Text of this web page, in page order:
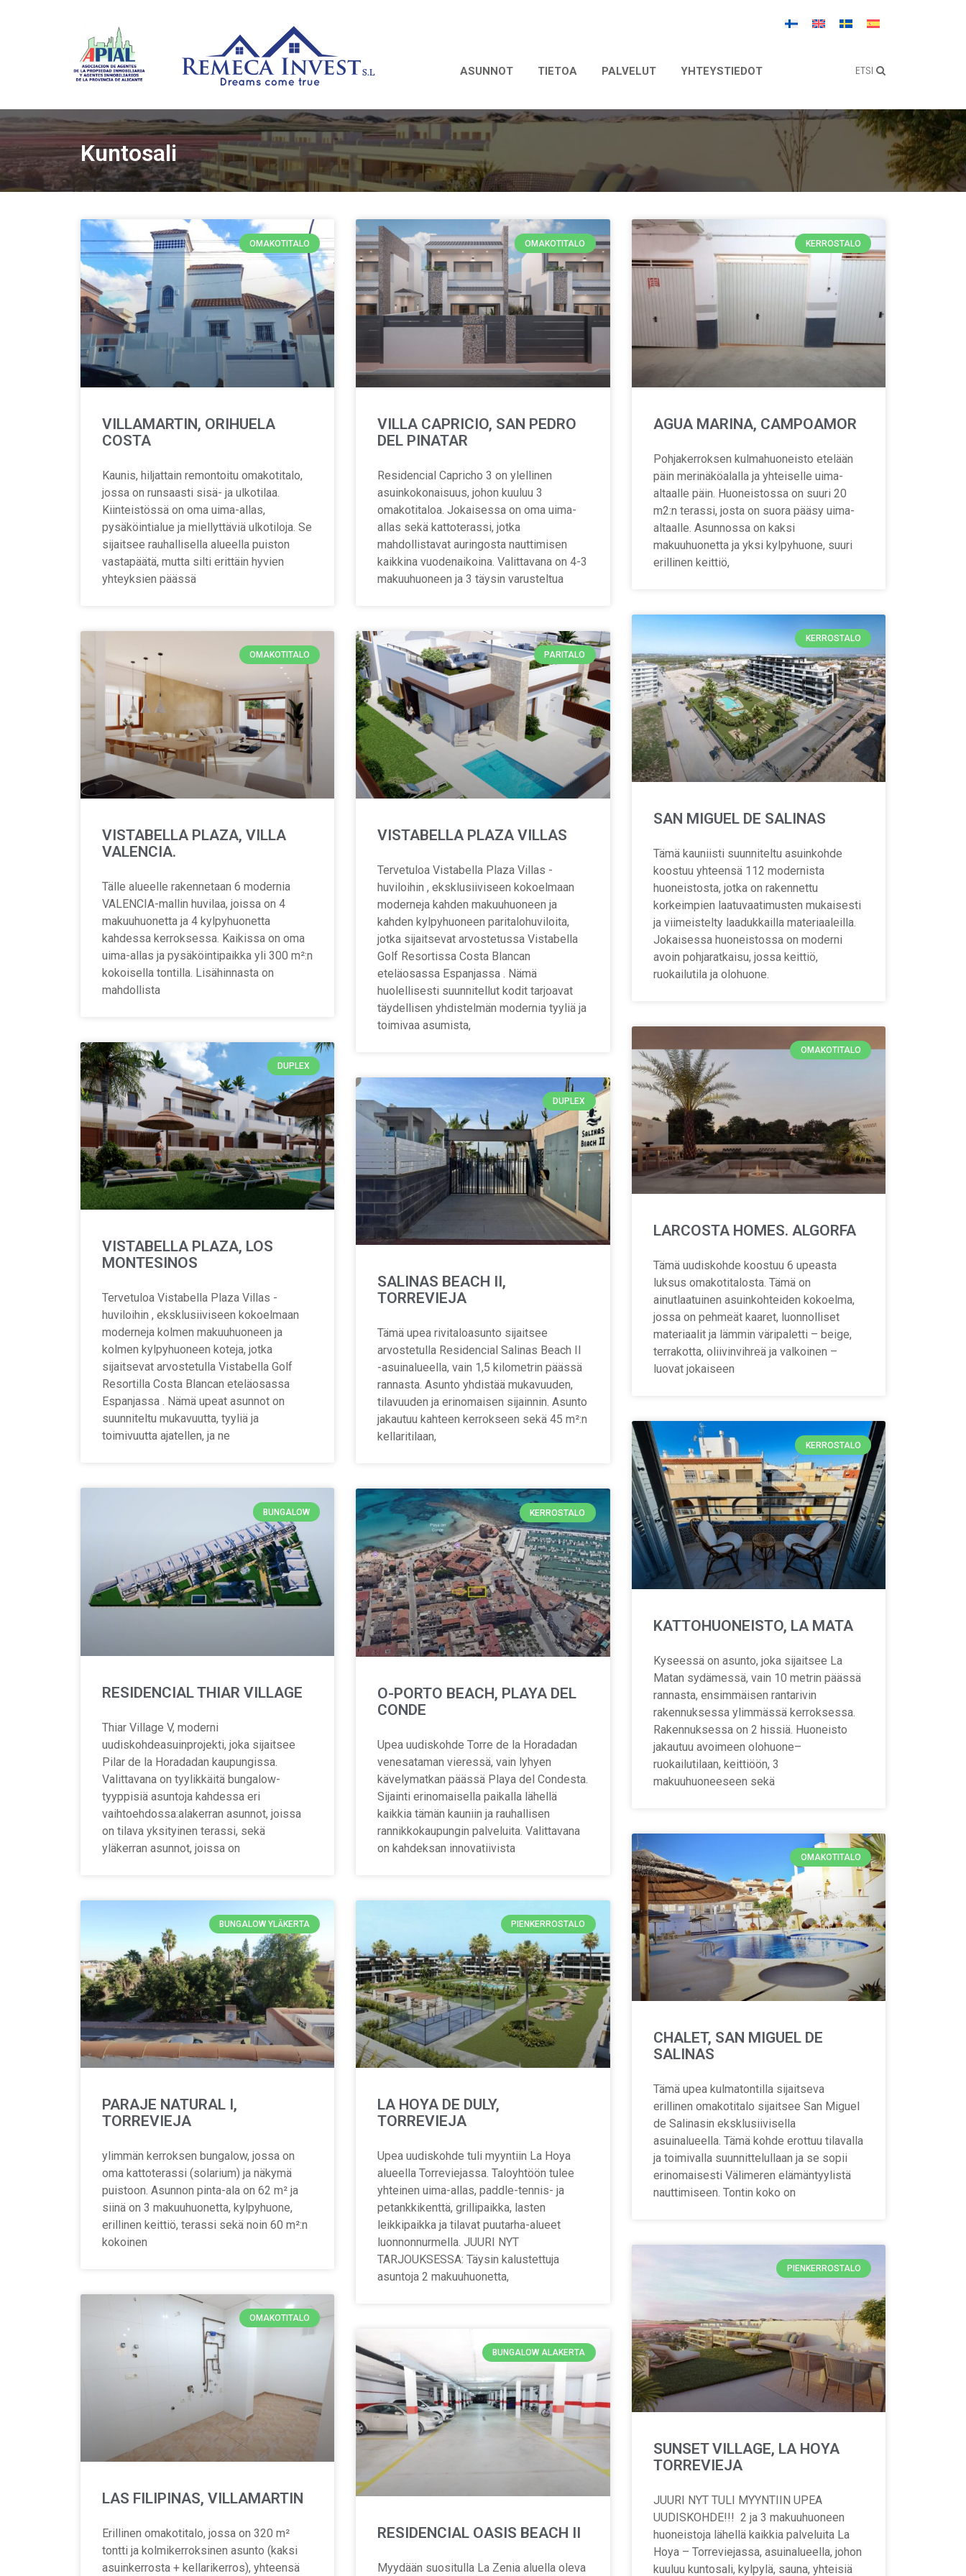
ETSI
ASUNNOT TIETOA PALVELUT YHTEYSTIEDOT
Kuntosali
OMAKOTITALO
VILLAMARTIN, ORIHUELA
COSTA
Kaunis, hiljattain remontoitu omakotitalo,
jossa on runsaasti sisä- ja ulkotilaa.
Kiinteistössä on oma uima-allas,
pysäköintialue ja miellyttäviä ulkotiloja. Se
sijaitsee rauhallisella alueella puiston
vastapäätä, mutta silti erittäin hyvien
yhteyksien päässä
OMAKOTITALO
VILLA CAPRICIO, SAN PEDRO
DEL PINATAR
Residencial Capricho 3 on ylellinen
asuinkokonaisuus, johon kuuluu 3
omakotitaloa. Jokaisessa on oma uima-
allas sekä kattoterassi, jotka
mahdollistavat auringosta nauttimisen
kaikkina vuodenaikoina. Valittavana on 4-3
makuuhuoneen ja 3 täysin varusteltua
KERROSTALO
AGUA MARINA, CAMPOAMOR
Pohjakerroksen kulmahuoneisto etelään
päin merinäköalalla ja yhteiselle uima-
altaalle päin. Huoneistossa on suuri 20
m2:n terassi, josta on suora pääsy uima-
altaalle. Asunnossa on kaksi
makuuhuonetta ja yksi kylpyhuone, suuri
erillinen keittiö,
OMAKOTITALO
VISTABELLA PLAZA, VILLA
VALENCIA.
Tälle alueelle rakennetaan 6 modernia
VALENCIA-mallin huvilaa, joissa on 4
makuuhuonetta ja 4 kylpyhuonetta
kahdessa kerroksessa. Kaikissa on oma
uima-allas ja pysäköintipaikka yli 300 m²:n
kokoisella tontilla. Lisähinnasta on
mahdollista
PARITALO
VISTABELLA PLAZA VILLAS
Tervetuloa Vistabella Plaza Villas -
huviloihin , eksklusiiviseen kokoelmaan
moderneja kahden makuuhuoneen ja
kahden kylpyhuoneen paritalohuviloita,
jotka sijaitsevat arvostetussa Vistabella
Golf Resortissa Costa Blancan
eteläosassa Espanjassa . Nämä
huolellisesti suunnitellut kodit tarjoavat
täydellisen yhdistelmän modernia tyyliä ja
toimivaa asumista,
KERROSTALO
SAN MIGUEL DE SALINAS
Tämä kauniisti suunniteltu asuinkohde
koostuu yhteensä 112 modernista
huoneistosta, jotka on rakennettu
korkeimpien laatuvaatimusten mukaisesti
ja viimeistelty laadukkailla materiaaleilla.
Jokaisessa huoneistossa on moderni
avoin pohjaratkaisu, jossa keittiö,
ruokailutila ja olohuone.
DUPLEX
VISTABELLA PLAZA, LOS
MONTESINOS
Tervetuloa Vistabella Plaza Villas -
huviloihin , eksklusiiviseen kokoelmaan
moderneja kolmen makuuhuoneen ja
kolmen kylpyhuoneen koteja, jotka
sijaitsevat arvostetulla Vistabella Golf
Resortilla Costa Blancan eteläosassa
Espanjassa . Nämä upeat asunnot on
suunniteltu mukavuutta, tyyliä ja
toimivuutta ajatellen, ja ne
DUPLEX
SALINAS BEACH II,
TORREVIEJA
Tämä upea rivitaloasunto sijaitsee
arvostetulla Residencial Salinas Beach II
-asuinalueella, vain 1,5 kilometrin päässä
rannasta. Asunto yhdistää mukavuuden,
tilavuuden ja erinomaisen sijainnin. Asunto
jakautuu kahteen kerrokseen sekä 45 m²:n
kellaritilaan,
OMAKOTITALO
LARCOSTA HOMES. ALGORFA
Tämä uudiskohde koostuu 6 upeasta
luksus omakotitalosta. Tämä on
ainutlaatuinen asuinkohteiden kokoelma,
jossa on pehmeät kaaret, luonnolliset
materiaalit ja lämmin väripaletti – beige,
terrakotta, oliivinvihreä ja valkoinen –
luovat jokaiseen
BUNGALOW
RESIDENCIAL THIAR VILLAGE
Thiar Village V, moderni
uudiskohdeasuinprojekti, joka sijaitsee
Pilar de la Horadadan kaupungissa.
Valittavana on tyylikkäitä bungalow-
tyyppisiä asuntoja kahdessa eri
vaihtoehdossa:alakerran asunnot, joissa
on tilava yksityinen terassi, sekä
yläkerran asunnot, joissa on
KERROSTALO
O-PORTO BEACH, PLAYA DEL
CONDE
Upea uudiskohde Torre de la Horadadan
venesataman vieressä, vain lyhyen
kävelymatkan päässä Playa del Condesta.
Sijainti erinomaisella paikalla lähellä
kaikkia tämän kauniin ja rauhallisen
rannikkokaupungin palveluita. Valittavana
on kahdeksan innovatiivista
KERROSTALO
KATTOHUONEISTO, LA MATA
Kyseessä on asunto, joka sijaitsee La
Matan sydämessä, vain 10 metrin päässä
rannasta, ensimmäisen rantarivin
rakennuksessa ylimmässä kerroksessa.
Rakennuksessa on 2 hissiä. Huoneisto
jakautuu avoimeen olohuone–
ruokailutilaan, keittiöön, 3
makuuhuoneeseen sekä
BUNGALOW YLÄKERTA
PARAJE NATURAL I,
TORREVIEJA
ylimmän kerroksen bungalow, jossa on
oma kattoterassi (solarium) ja näkymä
puistoon. Asunnon pinta-ala on 62 m² ja
siinä on 3 makuuhuonetta, kylpyhuone,
erillinen keittiö, terassi sekä noin 60 m²:n
kokoinen
PIENKERROSTALO
LA HOYA DE DULY,
TORREVIEJA
Upea uudiskohde tuli myyntiin La Hoya
alueella Torreviejassa. Taloyhtöön tulee
yhteinen uima-allas, paddle-tennis- ja
petankkikenttä, grillipaikka, lasten
leikkipaikka ja tilavat puutarha-alueet
luonnonnurmella. JUURI NYT
TARJOUKSESSA: Täysin kalustettuja
asuntoja 2 makuuhuonetta,
OMAKOTITALO
CHALET, SAN MIGUEL DE
SALINAS
Tämä upea kulmatontilla sijaitseva
erillinen omakotitalo sijaitsee San Miguel
de Salinasin eksklusiivisella
asuinalueella. Tämä kohde erottuu tilavalla
ja toimivalla suunnittelullaan ja se sopii
erinomaisesti Välimeren elämäntyylistä
nauttimiseen. Tontin koko on
OMAKOTITALO
LAS FILIPINAS, VILLAMARTIN
Erillinen omakotitalo, jossa on 320 m²
tontti ja kolmikerroksinen asunto (kaksi
asuinkerrosta + kellarikerros), yhteensä
BUNGALOW ALAKERTA
RESIDENCIAL OASIS BEACH II
Myydään suositulla La Zenia aluella oleva
PIENKERROSTALO
SUNSET VILLAGE, LA HOYA
TORREVIEJA
JUURI NYT TULI MYYNTIIN UPEA
UUDISKOHDE!!! 2 ja 3 makuuhuoneen
huoneistoja lähellä kaikkia palveluita La
Hoya – Torreviejassa, asuinalueella, johon
kuuluu kuntosali, kylpylä, sauna, yhteisiä